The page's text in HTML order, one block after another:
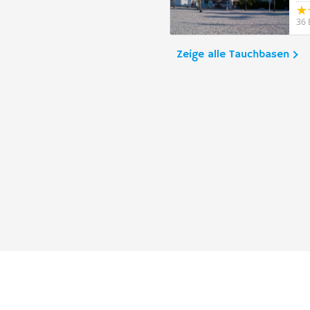
36
Zeige alle Tauchbasen